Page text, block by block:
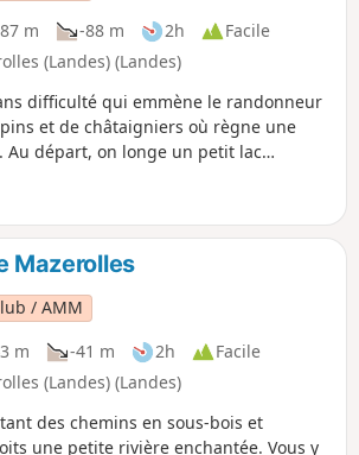
m -88 m 2h
Facile
(Landes) (Landes)
difficulté qui emmène le randonneur
et de châtaigniers où règne une
Au départ, on longe un petit lac
Mazerolles
/ AMM
m -41 m 2h
Facile
(Landes) (Landes)
des chemins en sous-bois et
une petite rivière enchantée. Vous y